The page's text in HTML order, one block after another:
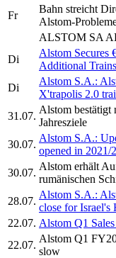
Fr
Bahn streicht
Alstom-
ALSTOM SA
Di
Alstom Secures
Additional
Di
Alstom S.A.:
X'trapolis 2.0
31.07.
Alstom bestätigt
Jahresziele
30.07.
Alstom S.A.:
opened in 2021/
30.07.
Alstom erhält
rumänischen
28.07.
Alstom S.A.:
close for Israel's
22.07. Alstom Q1
22.07.
Alstom Q1
slow